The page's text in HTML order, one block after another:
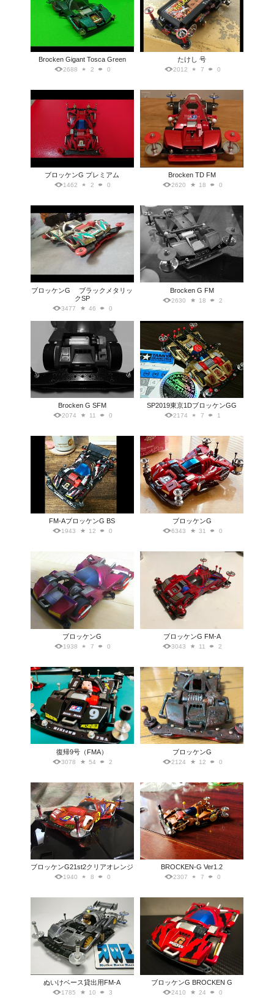
Brocken Gigant Tosca Green
2688 2 0
たけし 号
2012 7 0
ブロッケンG プレミアム
1462 2 0
Brocken TD FM
2620 18 0
ブロッケンG ブラックメタリッ
クSP
3477 46 0
Brocken G FM
2630 18 2
Brocken G SFM
2074 11 0
SP2019東京1DブロッケンGG
2174 7 1
FM-AブロッケンG BS
1943 12 0
ブロッケンG
6343 31 0
ブロッケンG
1938 7 0
ブロッケンG FM-A
3043 11 2
復帰9号（FMA）
3078 54 2
ブロッケンG
2124 12 0
ブロッケンG21st2クリアオレンジ
1940 8 0
BROCKEN-G Ver1.2
2307 7 0
ぬいけベース貸出用FM-A
1785 10 3
ブロッケンG BROCKEN G
2410 24 0